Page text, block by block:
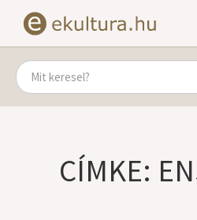
CÍMKE: